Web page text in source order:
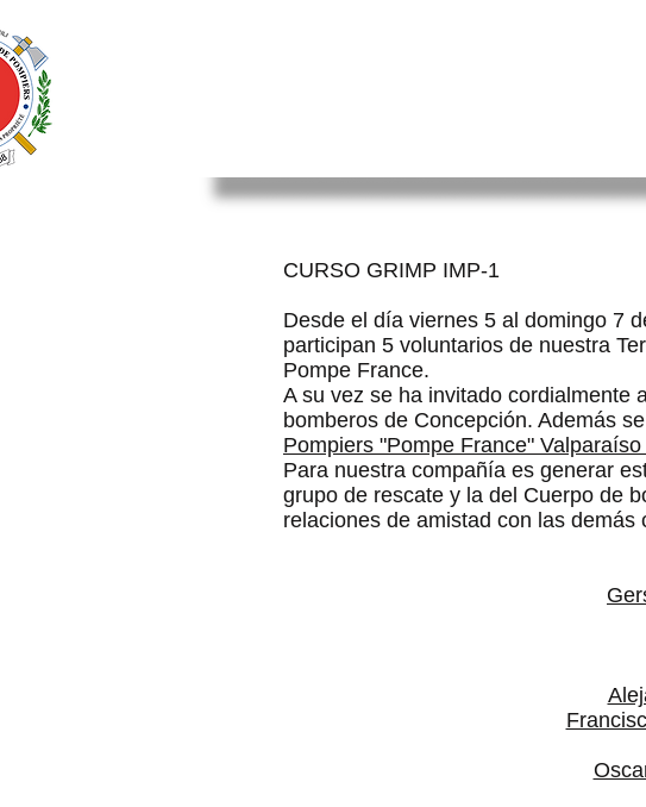
CURSO GRIMP IMP-1
Desde el día viernes 5 al domingo 7
participan 5 voluntarios de nuestra
Pompe France.
A su vez se ha invitado cordialmente
bomberos de Concepción. Además
Pompiers "Pompe France" Valparaíso
Para nuestra compañía es generar
grupo de rescate y la del Cuerpo de
relaciones de amistad con las